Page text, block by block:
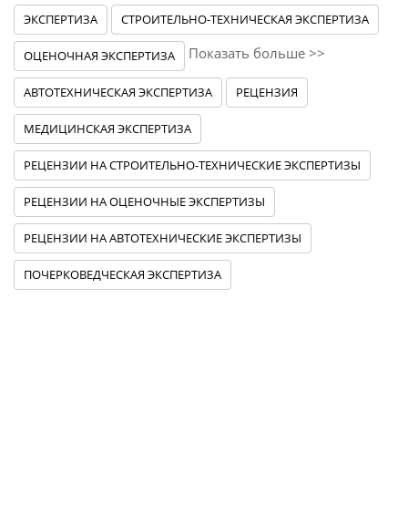
ЭКСПЕРТИЗА СТРОИТЕЛЬНО-ТЕХНИЧЕСКАЯ ЭКСПЕРТИЗА
ОЦЕНОЧНАЯ ЭКСПЕРТИЗА
АВТОТЕХНИЧЕСКАЯ ЭКСПЕРТИЗА РЕЦЕНЗИЯ
МЕДИЦИНСКАЯ ЭКСПЕРТИЗА
РЕЦЕНЗИИ НА СТРОИТЕЛЬНО-ТЕХНИЧЕСКИЕ ЭКСПЕРТИЗЫ
РЕЦЕНЗИИ НА ОЦЕНОЧНЫЕ ЭКСПЕРТИЗЫ
РЕЦЕНЗИИ НА АВТОТЕХНИЧЕСКИЕ ЭКСПЕРТИЗЫ
ПОЧЕРКОВЕДЧЕСКАЯ ЭКСПЕРТИЗА
Показать больше >>